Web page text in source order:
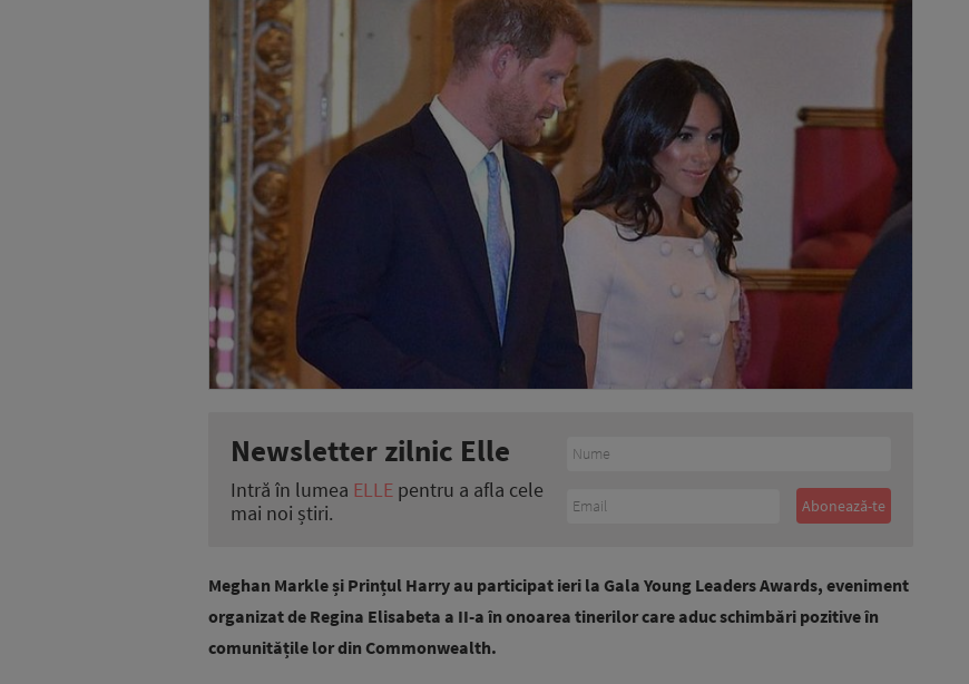
Newsletter zilnic Elle
Intră în lumea ELLE pentru a afla cele
mai noi știri.
Meghan Markle și Prințul Harry au participat ieri la Gala Young Leaders Awards, eveniment
organizat de Regina Elisabeta a II-a în onoarea tinerilor care aduc schimbări pozitive în
comunitățile lor din Commonwealth.